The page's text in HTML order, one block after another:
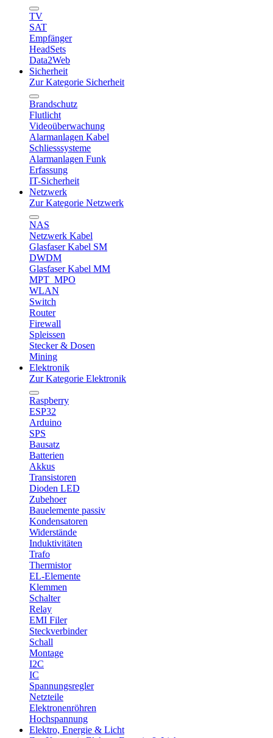
TV
SAT
Empfänger
HeadSets
Data2Web
Sicherheit
Zur Kategorie Sicherheit
Brandschutz
Flutlicht
Videoüberwachung
Alarmanlagen Kabel
Schliesssysteme
Alarmanlagen Funk
Erfassung
IT-Sicherheit
Netzwerk
Zur Kategorie Netzwerk
NAS
Netzwerk Kabel
Glasfaser Kabel SM
DWDM
Glasfaser Kabel MM
MPT_MPO
WLAN
Switch
Router
Firewall
Spleissen
Stecker & Dosen
Mining
Elektronik
Zur Kategorie Elektronik
Raspberry
ESP32
Arduino
SPS
Bausatz
Batterien
Akkus
Transistoren
Dioden LED
Zubehoer
Bauelemente passiv
Kondensatoren
Widerstände
Induktivitäten
Trafo
Thermistor
EL-Elemente
Klemmen
Schalter
Relay
EMI Filer
Steckverbinder
Schall
Montage
I2C
IC
Spannungsregler
Netzteile
Elektronenröhren
Hochspannung
Elektro, Energie & Licht